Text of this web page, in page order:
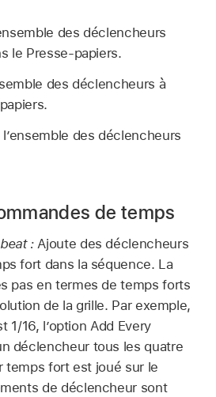
des déclencheurs
le Presse-papiers.
des déclencheurs à
des déclencheurs
de temps
:Ajoute des déclencheurs
fort dans la séquence. La
pas en termes de temps forts
de la grille. Par exemple,
1/16, l’option Add Every
déclencheur tous les quatre
temps fort est joué sur le
de déclencheur sont